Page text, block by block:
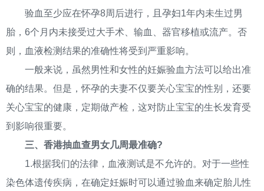
验血至少应在怀孕8周后进行，且孕妇1年内未生过男
胎，6个月内未接受过大手术、输血、器官移植或流产。否
则，血液检测结果的准确性将受到严重影响。
一般来说，虽然男性和女性的妊娠验血方法可以给出准
确的结果。但是，怀孕的夫妻不仅要关心宝宝的性别，还要
关心宝宝的健康，定期做产检，这对防止宝宝的生长发育受
到影响很重要。
三、香港抽血查男女几周最准确?
1.根据我们的法律，血液测试是不允许的。对于一些性
染色体遗传疾病，在确定妊娠时可以通过验血来确定胎儿性